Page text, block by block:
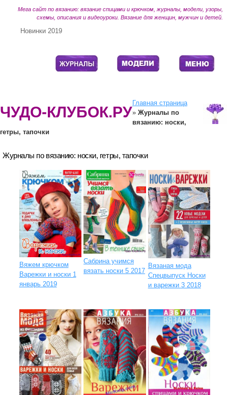
Мега сайт по вязанию: вязание спицами и крючком, журналы, модели, узоры,
схемы, описания и видеоуроки. Вязание для женщин, мужчин и детей.
Новинки 2019
ЧУДО-КЛУБОК.РУ
Главная страница
» Журналы по
вязанию: носки,
гетры, тапочки
Журналы по вязанию: носки, гетры, тапочки
Вяжем крючком
Варежки и носки 1
январь 2019
Сабрина учимся
вязать носки 5 2017
Вязаная мода
Спецвыпуск Носки
и варежки 3 2018